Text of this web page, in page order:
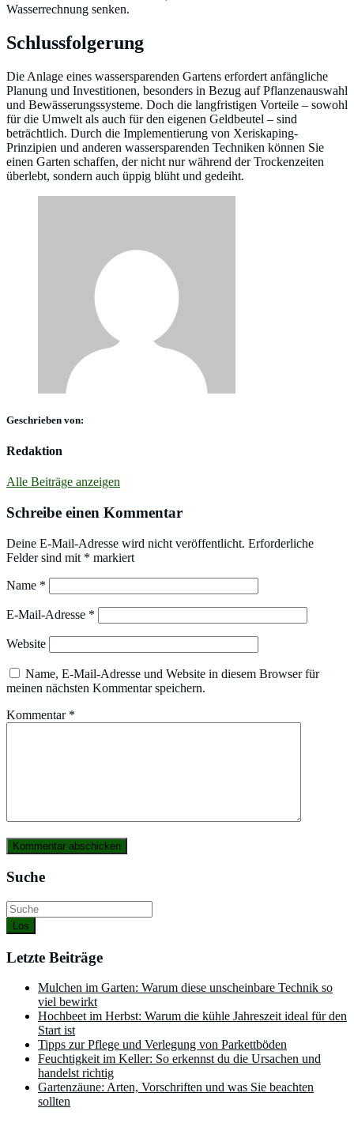
Wasserrechnung senken.
Schlussfolgerung
Die Anlage eines wassersparenden Gartens erfordert anfängliche
Planung und Investitionen, besonders in Bezug auf Pflanzenauswahl
und Bewässerungssysteme. Doch die langfristigen Vorteile – sowohl
für die Umwelt als auch für den eigenen Geldbeutel – sind
beträchtlich. Durch die Implementierung von Xeriskaping-
Prinzipien und anderen wassersparenden Techniken können Sie
einen Garten schaffen, der nicht nur während der Trockenzeiten
überlebt, sondern auch üppig blüht und gedeiht.
Geschrieben von:
Redaktion
Alle Beiträge anzeigen
Schreibe einen Kommentar
Deine E-Mail-Adresse wird nicht veröffentlicht. Erforderliche
Felder sind mit * markiert
Name *
E-Mail-Adresse *
Website
Name, E-Mail-Adresse und Website in diesem Browser für
meinen nächsten Kommentar speichern.
Kommentar *
Suche
Los
Letzte Beiträge
Mulchen im Garten: Warum diese unscheinbare Technik so
viel bewirkt
Hochbeet im Herbst: Warum die kühle Jahreszeit ideal für den
Start ist
Tipps zur Pflege und Verlegung von Parkettböden
Feuchtigkeit im Keller: So erkennst du die Ursachen und
handelst richtig
Gartenzäune: Arten, Vorschriften und was Sie beachten
sollten